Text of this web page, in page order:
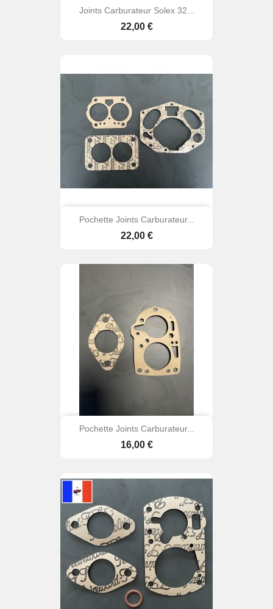
Joints Carburateur Solex 32...
Prix
22,00 €
Pochette Joints Carburateur...
Prix
22,00 €
Pochette Joints Carburateur...
Prix
16,00 €